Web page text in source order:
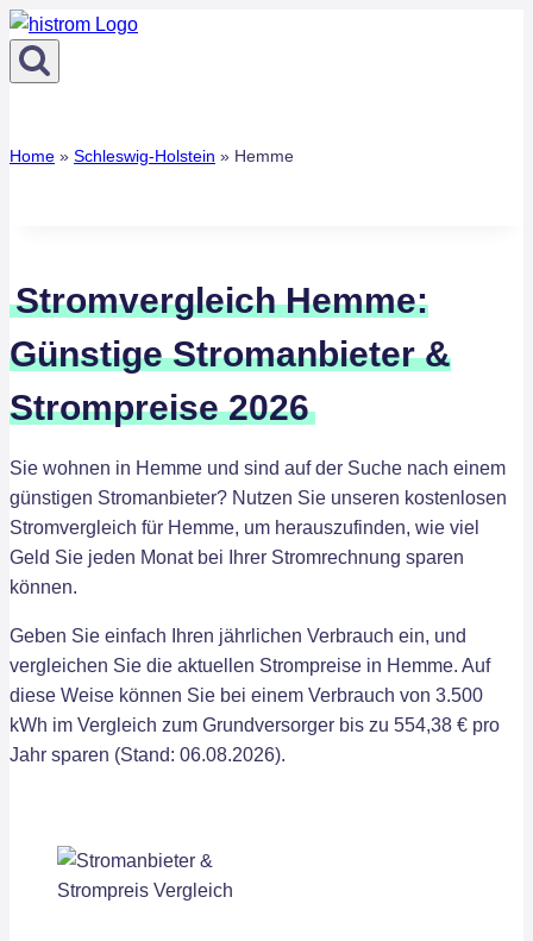
Zum
Inhalt
springen
Home » Schleswig-Holstein » Hemme
Stromvergleich Hemme:
Günstige Stromanbieter &
Strompreise 2026
Sie wohnen in Hemme und sind auf der Suche nach einem
günstigen Stromanbieter? Nutzen Sie unseren kostenlosen
Stromvergleich für Hemme, um herauszufinden, wie viel
Geld Sie jeden Monat bei Ihrer Stromrechnung sparen
können.
Geben Sie einfach Ihren jährlichen Verbrauch ein, und
vergleichen Sie die aktuellen Strompreise in Hemme. Auf
diese Weise können Sie bei einem Verbrauch von 3.500
kWh im Vergleich zum Grundversorger bis zu 554,38 € pro
Jahr sparen (Stand: 06.08.2026).